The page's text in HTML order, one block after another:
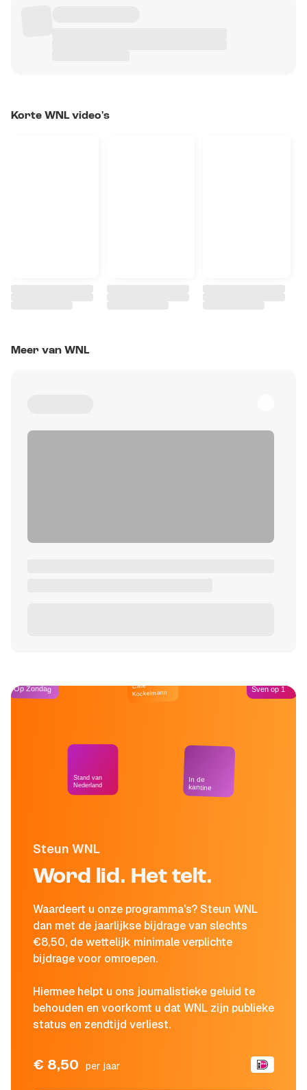
Korte WNL video's
Meer van WNL
Steun WNL
Word lid. Het telt.
Waardeert u onze programma's? Steun WNL
dan met de jaarlijkse bijdrage van slechts
€8,50, de wettelijk minimale verplichte
bijdrage voor omroepen.
Hiermee helpt u ons journalistieke geluid te
behouden en voorkomt u dat WNL zijn publieke
status en zendtijd verliest.
€ 8,50 per jaar
Op Zondag
Stand van
Nederland
Café
Kockelmann
In de
kantine
Sven op 1